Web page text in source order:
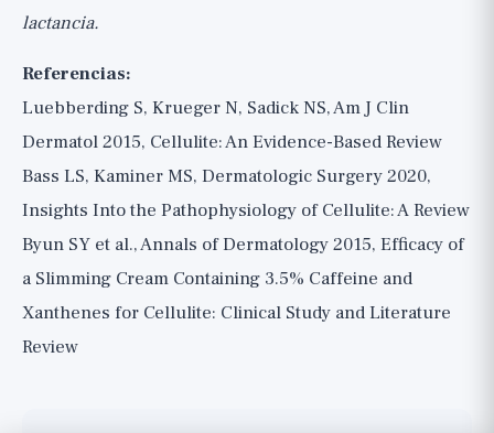
lactancia.
Referencias:
Luebberding S, Krueger N, Sadick NS, Am J Clin
Dermatol 2015, Cellulite: An Evidence-Based Review
Bass LS, Kaminer MS, Dermatologic Surgery 2020,
Insights Into the Pathophysiology of Cellulite: A Review
Byun SY et al., Annals of Dermatology 2015, Efficacy of
a Slimming Cream Containing 3.5% Caffeine and
Xanthenes for Cellulite: Clinical Study and Literature
Review